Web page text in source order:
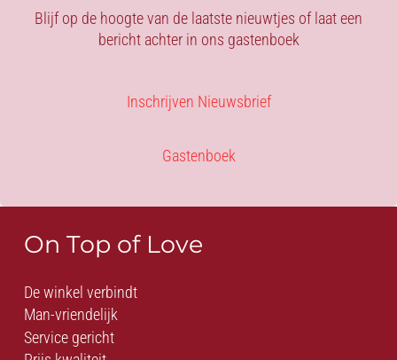
Blijf op de hoogte van de laatste nieuwtjes of laat een
bericht achter in ons gastenboek
Inschrijven Nieuwsbrief
Gastenboek
On Top of Love
De winkel verbindt
Man-vriendelijk
Service gericht